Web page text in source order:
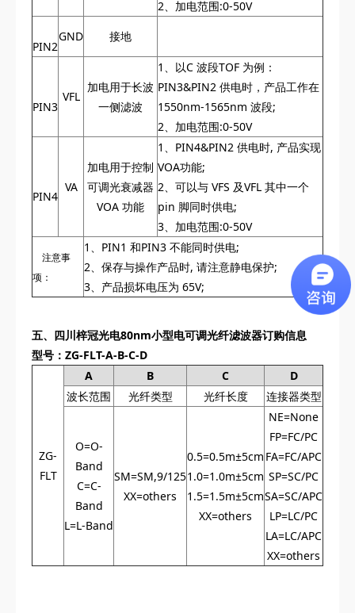
2、加电范围:0-50V
PIN2
GND 接地
PIN3
VFL
加电用于长波
一侧滤波
1、以C 波段TOF 为例：
PIN3&PIN2 供电时，产品工作在
1550nm-1565nm 波段;
2、加电范围:0-50V
PIN4
VA
加电用于控制
可调光衰减器
VOA 功能
1、PIN4&PIN2 供电时, 产品实现
VOA功能;
2、可以与 VFS 及VFL 其中一个
pin 脚同时供电;
3、加电范围:0-50V
注意事
项：
1、PIN1 和PIN3 不能同时供电;
2、保存与操作产品时, 请注意静电保护;
3、产品损坏电压为 65V;
五、 四川梓冠光电80nm小型电可调光纤滤波器订购信息
型号：ZG-FLT-A-B-C-D
ZG-
FLT
A B C
D
波长范围
光纤类型 光纤长度 连接器类型
O=O-
Band
C=C-
Band
L=L-Band
SM=SM,9/125
XX=others
0.5=0.5m±5cm
1.0=1.0m±5cm
1.5=1.5m±5cm
XX=others
NE=None
FP=FC/PC
FA=FC/APC
SP=SC/PC
SA=SC/APC
LP=LC/PC
LA=LC/APC
XX=others